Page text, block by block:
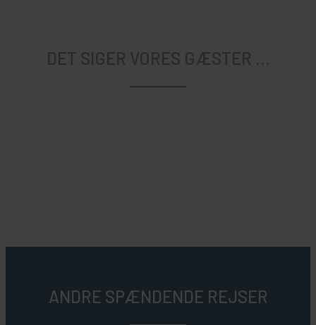
DET SIGER VORES GÆSTER ...
ANDRE SPÆNDENDE REJSER